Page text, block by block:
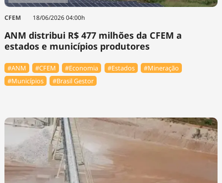
CFEM 18/06/2026 04:00h
ANM distribui R$ 477 milhões da CFEM a
estados e municípios produtores
#ANM #CFEM #Economia #Estados
#Mineração
#Municípios
#Brasil Gestor